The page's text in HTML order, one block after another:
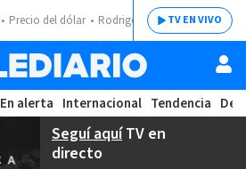
Precio del dólar Rodrigo ChavesTV EN VIVO
En alerta Internacional Tendencia
Seguí aquíTV en
directo